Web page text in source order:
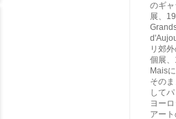
のギ
展、
リ郊
個展
Mais
その
して
ヨー
アー